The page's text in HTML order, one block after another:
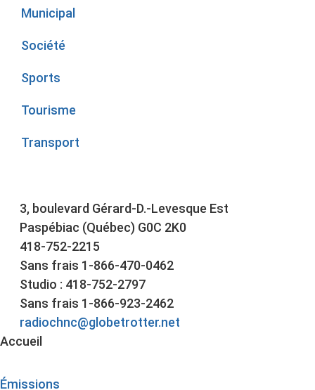
Municipal
Société
Sports
Tourisme
Transport
3, boulevard Gérard-D.-Levesque Est
Paspébiac (Québec) G0C 2K0
418-752-2215
Sans frais 1-866-470-0462
Studio : 418-752-2797
Sans frais 1-866-923-2462
radiochnc@globetrotter.net
Accueil
Émissions